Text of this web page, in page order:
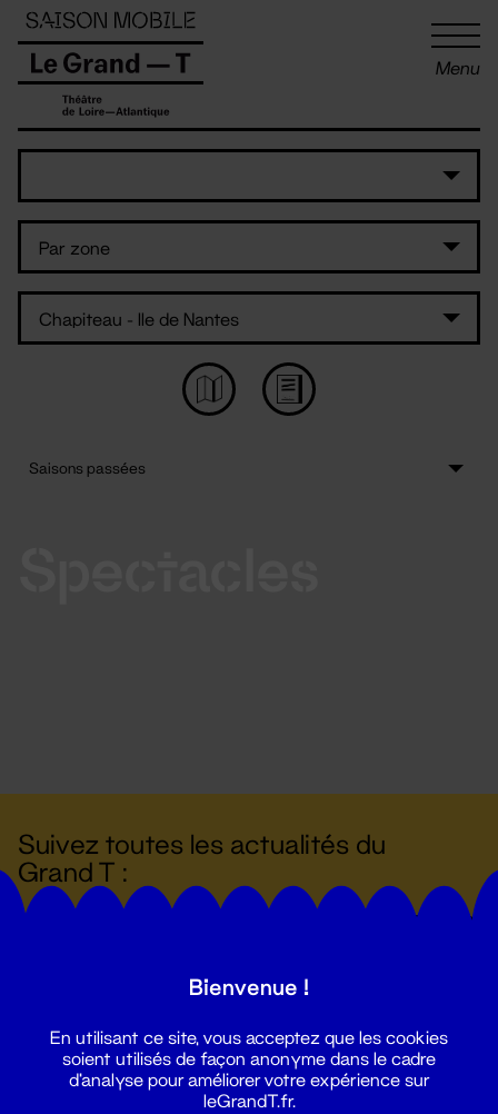
Menu
Suivez toutes les actualités du
Grand T :
Panneau de gestion des cookies
Bienvenue !
En utilisant ce site, vous acceptez que les cookies
soient utilisés de façon anonyme dans le cadre
d'analyse pour améliorer votre expérience sur
leGrandT.fr.